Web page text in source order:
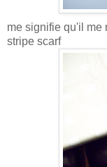
me signifie qu'il me
stripe scarf